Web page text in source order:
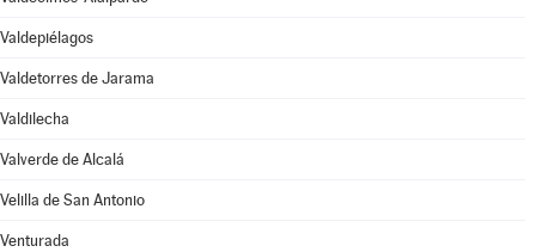
Valdepiélagos
Valdetorres de Jarama
Valdilecha
Valverde de Alcalá
Velilla de San Antonio
Venturada